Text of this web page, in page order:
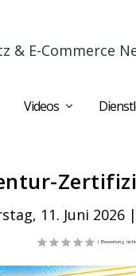
& E-Commerce
Videos
11. Juni 2026 |